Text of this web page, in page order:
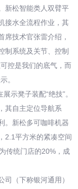
新松智能类人双臂平
接水全流程作业，其
席技术官张雷介绍，
制系统及关节、控制
控是我们的底气，而
。
凳子装配“绝技”。
其自主定位导航系
。新松多可咖啡机器
2.1平方米的紧凑空间
传统门店的20%，成
（下称银河通用）